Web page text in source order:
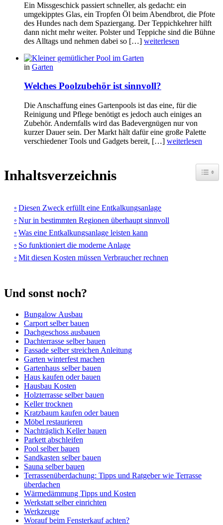
Ein Missgeschick passiert schneller, als gedacht: ein
umgekipptes Glas, ein Tropfen Öl beim Abendbrot, die Pfote
des Hundes nach dem Spaziergang. Der Teppichkehrer hilft
dann nicht mehr weiter. Polster und Teppiche sind die Bühne
des Alltags und nehmen dabei so […] weiterlesen
in Garten
Welches Poolzubehör ist sinnvoll?
Die Anschaffung eines Gartenpools ist das eine, für die
Reinigung und Pflege benötigt es jedoch auch einiges an
Zubehör. Andernfalls wird das Badevergnügen nur von
kurzer Dauer sein. Der Markt hält dafür eine große Palette
verschiedener Tools und Gadgets bereit, […] weiterlesen
Inhaltsverzeichnis
Diesen Zweck erfüllt eine Entkalkungsanlage
Nur in bestimmten Regionen überhaupt sinnvoll
Was eine Entkalkungsanlage leisten kann
So funktioniert die moderne Anlage
Mit diesen Kosten müssen Verbraucher rechnen
Und sonst noch?
Bungalow Ausbau
Carport selber bauen
Dachgeschoss ausbauen
Dachterrasse selber bauen
Fassade selber streichen Anleitung
Garten winterfest machen
Gartenhaus selber bauen
Haus kaufen oder bauen
Hausbau Kosten
Holzterrasse selber bauen
Keller trocknen
Kratzbaum kaufen oder bauen
Möbel restaurieren
Nachträglich Keller bauen
Parkett abschleifen
Pool selber bauen
Sandkasten selber bauen
Sauna selber bauen
Terrassenüberdachung: Tipps und Ratgeber wie Terrasse
überdachen
Wärmedämmung Tipps und Kosten
Werkstatt selber einrichten
Werkzeuge
Worauf beim Fensterkauf achten?